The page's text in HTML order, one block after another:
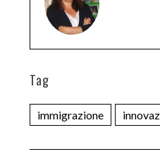
Tag
immigrazione